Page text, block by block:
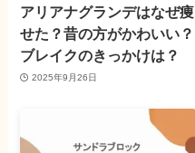
アリアナグランデはなぜ痩
せた？昔の方がかわいい？
ブレイクのきっかけは？
2025年9月26日